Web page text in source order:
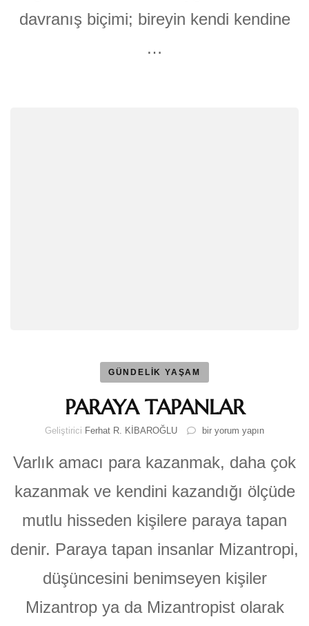
davranış biçimi; bireyin kendi kendine
…
GÜNDELİK YAŞAM
PARAYA TAPANLAR
Geliştirici Ferhat R. KİBAROĞLU
PARAYA
için
bir yorum yapın
Varlık amacı para kazanmak, daha çok
kazanmak ve kendini kazandığı ölçüde
mutlu hisseden kişilere paraya tapan
denir. Paraya tapan insanlar Mizantropi,
düşüncesini benimseyen kişiler
Mizantrop ya da Mizantropist olarak